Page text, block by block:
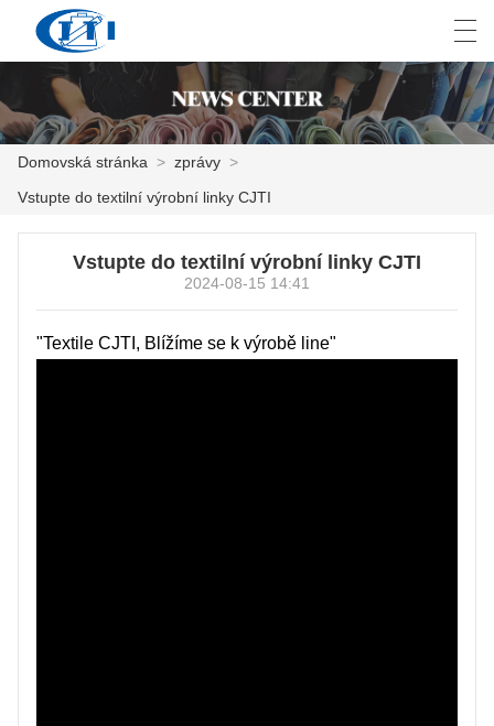
DOMOVSKÁ STRÁNKA
PRODUKT
PŘIZPŮSOBENÍ
O NÁS
العربية česky Deutsch English
Domovská stránka > zprávy >
Vstupte do textilní výrobní linky CJTI
Vstupte do textilní výrobní linky CJTI
2024-08-15 14:41
"Textile CJTI, Blížíme se k výrobě line"